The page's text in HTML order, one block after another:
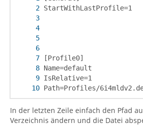
Path=Profiles/
In der letzten Zeile einfach den Pfad
Verzeichnis ändern und die Datei